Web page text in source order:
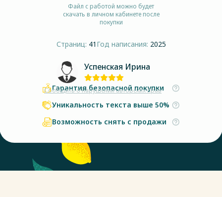
Файл с работой можно будет
скачать в личном кабинете после
покупки
Страниц: 41 Год написания: 2025
Успенская Ирина
Сообщить о нарушении авторских прав
Гарантия безопасной покупки
Уникальность текста выше 50%
Возможность снять с продажи